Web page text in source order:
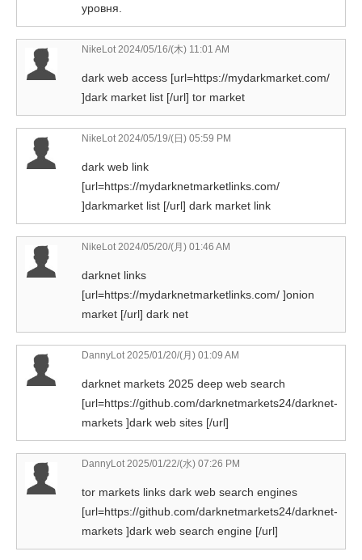
уровня.
NikeLot2024/05/16/(木) 11:01 AM
dark web access [url=https://mydarkmarket.com/
]dark market list [/url] tor market
NikeLot2024/05/19/(日) 05:59 PM
dark web link
[url=https://mydarknetmarketlinks.com/
]darkmarket list [/url] dark market link
NikeLot2024/05/20/(月) 01:46 AM
darknet links
[url=https://mydarknetmarketlinks.com/ ]onion
market [/url] dark net
DannyLot2025/01/20/(月) 01:09 AM
darknet markets 2025 deep web search
[url=https://github.com/darknetmarkets24/darknet-
markets ]dark web sites [/url]
DannyLot2025/01/22/(水) 07:26 PM
tor markets links dark web search engines
[url=https://github.com/darknetmarkets24/darknet-
markets ]dark web search engine [/url]